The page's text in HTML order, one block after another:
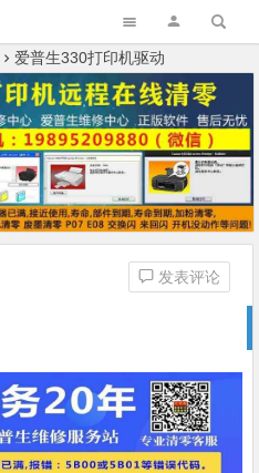
爱普生330打印机驱动
发表评论